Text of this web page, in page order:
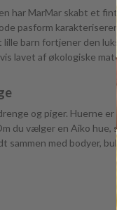
har MarMar skabt et
pasform
barn fortjener den
lavet af økologiske
og piger. Huerne
du vælger en Aiko
sammen med bodyer,